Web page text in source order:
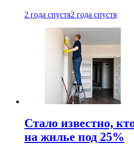
2 года спустя2 года спустя
Стало известно,
на жилье под 25%